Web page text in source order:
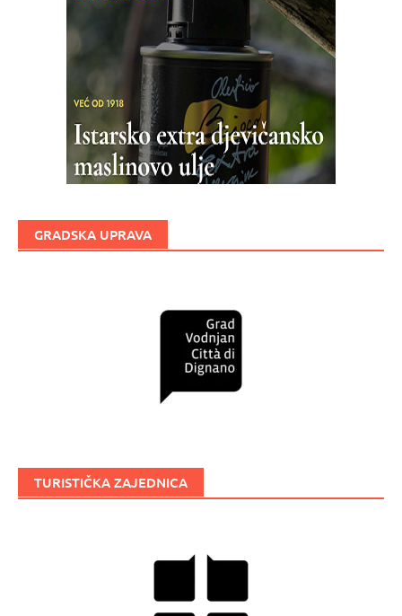
GRADSKA UPRAVA
TURISTIČKA ZAJEDNICA